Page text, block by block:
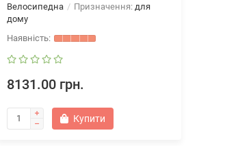
Велосипедна
Призначення: для
дому
8131.00 грн.
Купити